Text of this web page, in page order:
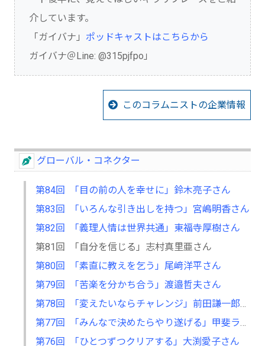
介しています。
「ガイバナ」 ポッドキャストはこちらから
ガイバナ＠Line: @315pjfpo」
このコラムニストの企業情報
グローバル・コネクター
第84回 「目の前の人を幸せに」鈴木亮子さん
第83回 「いろんな引き出しを持つ」宮嶋明香さん
第82回 「義理人情は世界共通」東福寺厚樹さん
第81回 「自分を信じる」志村真里亜さん
第80回 「素直に教えを乞う」尾﨑洋平さん
第79回 「苦楽を分かち合う」渡邉哲夫さん
第76回 「ひとつずつクリアする」大渕愛子さん